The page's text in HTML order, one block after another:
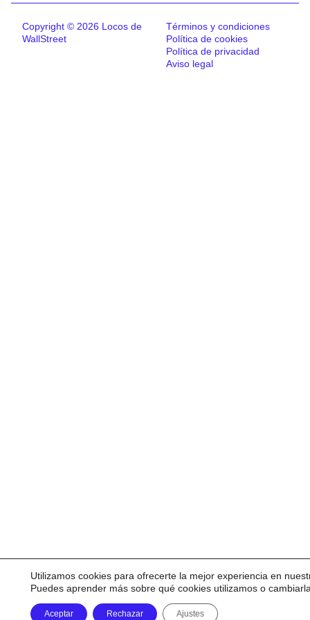
Copyright © 2026 Locos de
WallStreet
Términos y condiciones
Política de cookies
Política de privacidad
Aviso legal
Utilizamos cookies para ofrecerte la mejor experiencia en
Puedes aprender más sobre qué cookies utilizamos o
Aceptar Rechazar Ajustes